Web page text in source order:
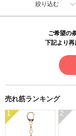
絞り込む
ご希望の
下記より再
売れ筋ランキング
1 2